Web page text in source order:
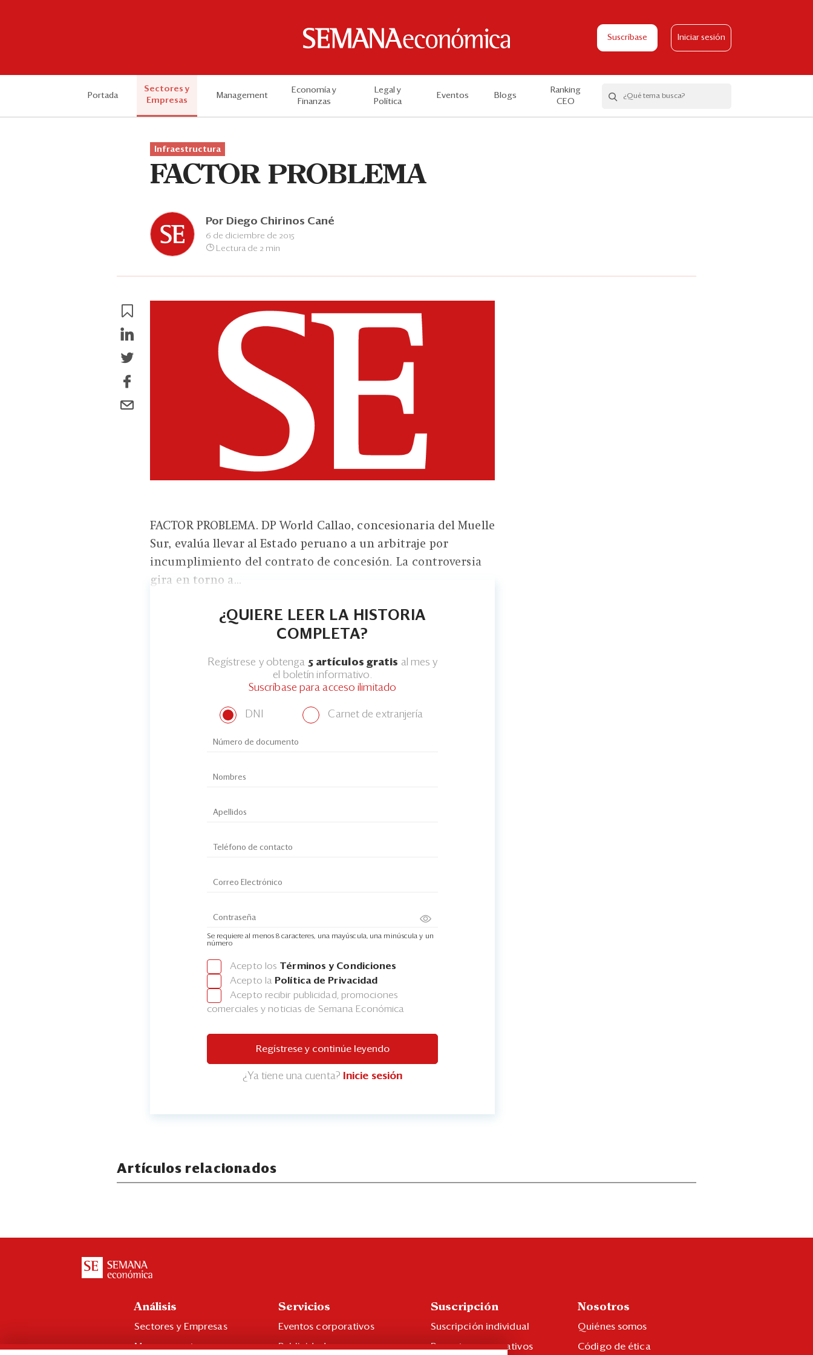
Suscríbase Iniciar sesión
Portada
Sectores y
Empresas
Management
Economía y
Finanzas
Legal y
Política
Eventos Blogs
Ranking
CEO
Infraestructura
FACTOR PROBLEMA
Por Diego Chirinos Cané
6 de diciembre de 2015
Lectura de 2 min
FACTOR PROBLEMA. DP World Callao, concesionaria del Muelle
Sur, evalúa llevar al Estado peruano a un arbitraje por
incumplimiento del contrato de concesión. La controversia
gira en torno a...
¿QUIERE LEER LA HISTORIA
COMPLETA?
Regístrese y obtenga 5 artículos gratis al mes y
el boletín informativo.
Suscríbase para acceso ilimitado
DNI Carnet de extranjería
Se requiere al menos 8 caracteres, una mayúscula, una minúscula y un
número
Acepto los Términos y Condiciones
Acepto la Política de Privacidad
Acepto recibir publicidad, promociones
comerciales y noticias de Semana Económica
Regístrese y continúe leyendo
¿Ya tiene una cuenta? Inicie sesión
Artículos relacionados
Análisis
Sectores y Empresas
Management
Servicios
Eventos corporativos
Publicidad
Suscripción
Suscripción individual
Paquetes corporativos
Nosotros
Quiénes somos
Código de ética